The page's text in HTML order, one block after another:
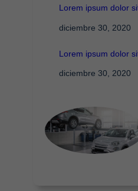
Lorem ipsum dolor
diciembre 30, 2020
Lorem ipsum dolor
diciembre 30, 2020